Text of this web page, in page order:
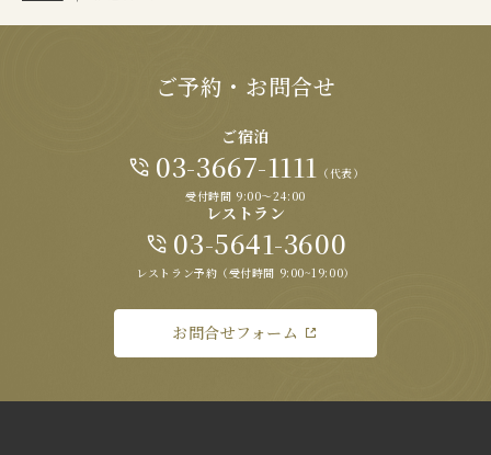
ご予約・お問合せ
ご宿泊
03-3667-1111
（代表）
受付時間 9:00～24:00
レストラン
03-5641-3600
レストラン予約（受付時間 9:00~19:00）
お問合せフォーム